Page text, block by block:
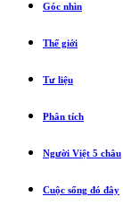
Góc nhìn
Thế giới
Tư liệu
Phân tích
Người Việt 5 châu
Cuộc sống đó đây